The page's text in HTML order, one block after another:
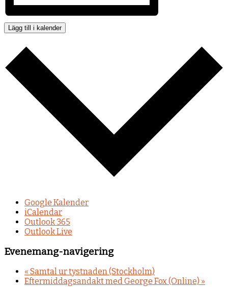
Lägg till i kalender
Google Kalender
iCalendar
Outlook 365
Outlook Live
Evenemang-navigering
« Samtal ur tystnaden (Stockholm)
Eftermiddagsandakt med George Fox (Online) »